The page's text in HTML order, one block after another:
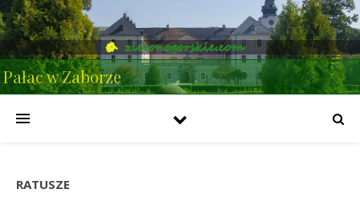
Pałac w Zaborze
RATUSZE